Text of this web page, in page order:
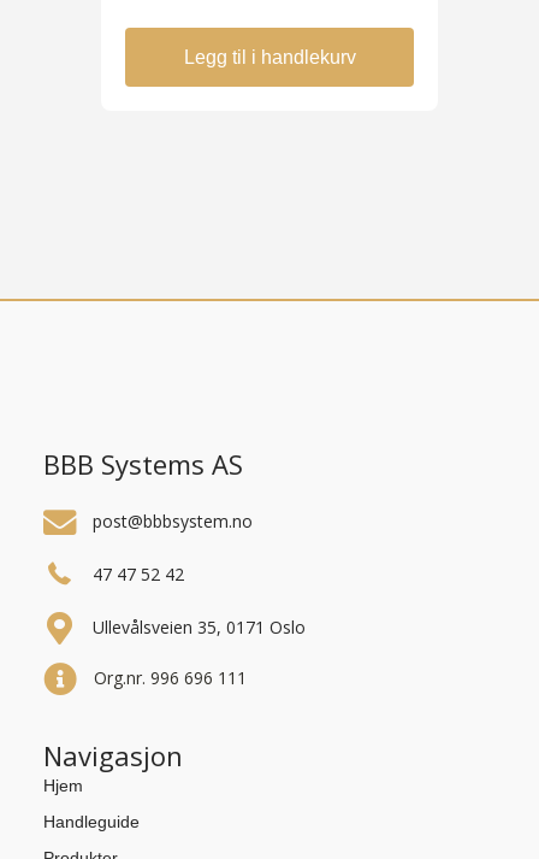
Legg til i handlekurv
BBB Systems AS
post@bbbsystem.no
47 47 52 42
Ullevålsveien 35, 0171 Oslo
Org.nr. 996 696 111
Navigasjon
Hjem
Handleguide